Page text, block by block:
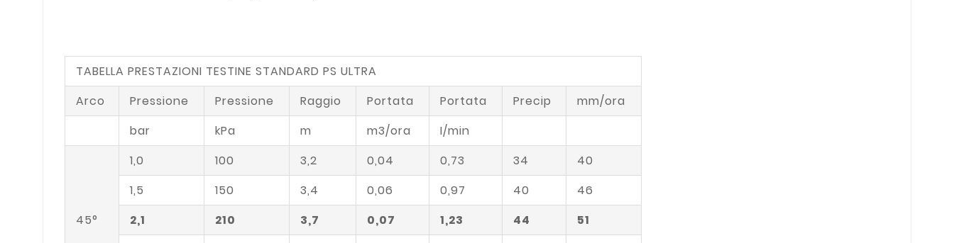
TABELLA PRESTAZIONI TESTINE STANDARD PS ULTRA
Arco
Pressione Pressione Raggio Portata Portata Precip
mm/ora
bar
kPa m m3/ora I/min
45°
1,0 100 3,2 0,04 0,73 34
40
1,5
150 3,4 0,06 0,97 40
46
2,1
210 3,7 0,07 1,23 44
51